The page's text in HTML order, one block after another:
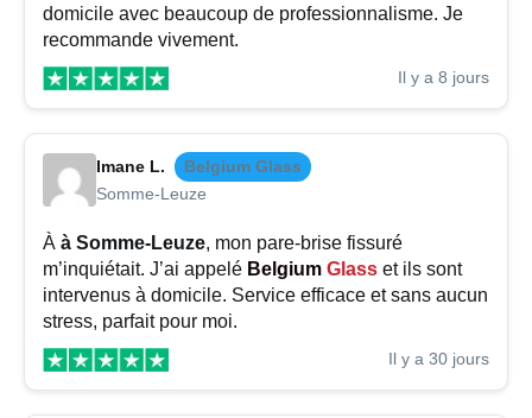
domicile avec beaucoup de professionnalisme. Je
recommande vivement.
Il y a 8 jours
Imane L.
Belgium Glass
Somme-Leuze
À à Somme-Leuze, mon pare-brise fissuré
m’inquiétait. J’ai appelé Belgium Glass et ils sont
intervenus à domicile. Service efficace et sans aucun
stress, parfait pour moi.
Il y a 30 jours